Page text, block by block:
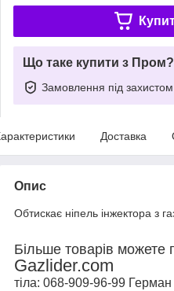
Що таке купити з Пром?
Замовлення під захистом
Доставка
Опис
Обтискає ніпель інжектора з
Більше товарів можете
Gazlider.com
тіла: 068-909-96-99 Герман